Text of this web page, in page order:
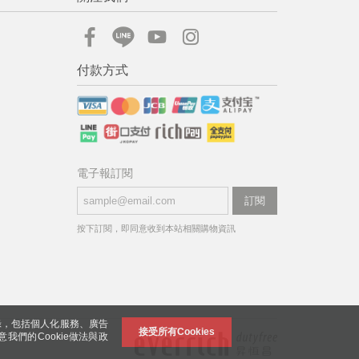
包括個人化服務、廣告
我們的Cookie做法與政
接受所有Cookies
付款方式
電子報訂閱
訂閱
按下訂閱，即同意收到本站相關購物資訊